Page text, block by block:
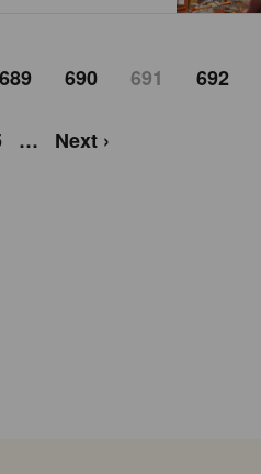
689 690 691 692
… Next ›